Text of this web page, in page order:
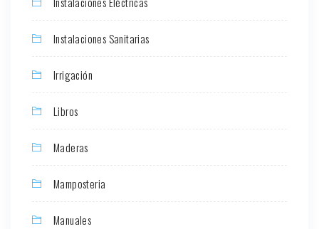
Instalaciones Sanitarias
Irrigación
Libros
Maderas
Mamposteria
Manuales